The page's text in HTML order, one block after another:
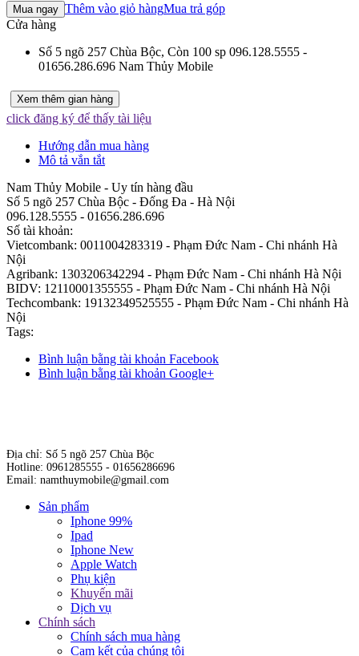
Mua ngay Thêm vào giỏ hàngMua trả góp
Cửa hàng
Số 5 ngõ 257 Chùa Bộc, Còn 100 sp 096.128.5555 -
01656.286.696 Nam Thủy Mobile
Xem thêm gian hàng
click đăng ký để thấy tài liệu
Hướng dẫn mua hàng
Mô tả vắn tắt
Nam Thủy Mobile - Uy tín hàng đầu
Số 5 ngõ 257 Chùa Bộc - Đống Đa - Hà Nội
096.128.5555 - 01656.286.696
Số tài khoản:
Vietcombank: 0011004283319 - Phạm Đức Nam - Chi nhánh Hà
Nội
Agribank: 1303206342294 - Phạm Đức Nam - Chi nhánh Hà Nội
BIDV: 12110001355555 - Phạm Đức Nam - Chi nhánh Hà Nội
Techcombank: 19132349525555 - Phạm Đức Nam - Chi nhánh Hà
Nội
Tags:
Bình luận bằng tài khoản Facebook
Bình luận bằng tài khoản Google+
Địa chỉ: Số 5 ngõ 257 Chùa Bộc
Hotline: 0961285555 - 01656286696
Email: namthuymobile@gmail.com
Sản phẩm
Iphone 99%
Ipad
Iphone New
Apple Watch
Phụ kiện
Khuyến mãi
Dịch vụ
Chính sách
Chính sách mua hàng
Cam kết của chúng tôi